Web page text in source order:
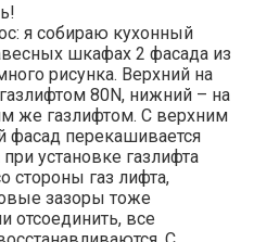
я собираю кухонный
шкафах 2 фасада из
рисунка. Верхний на
80N, нижний – на
же газлифтом. С верхним
фасад перекашивается
установке газлифта
стороны газ лифта,
зазоры тоже
отсоединить, все